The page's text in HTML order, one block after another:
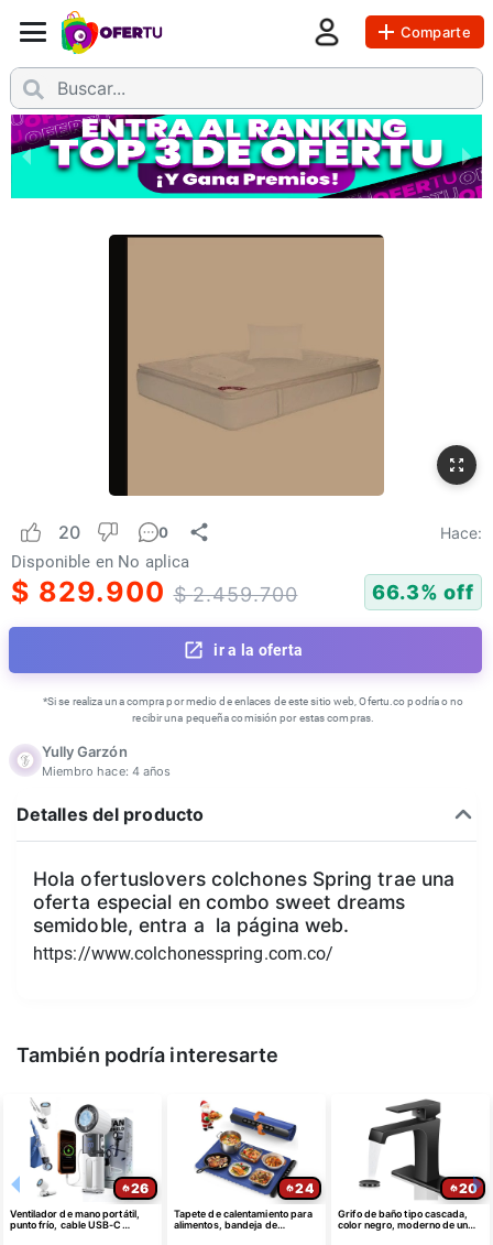
Comparte
20 0 Hace:
Disponible en No aplica
$ 829.900 $2.459.700 66.3% off
ir a la oferta
*Si se realiza una compra por medio de enlaces de este sitio web, Ofertu.co podría o no
recibir una pequeña comisión por estas compras.
Yully Garzón
Miembro hace: 4 años
Detalles del producto
Hola ofertuslovers colchones Spring trae una
oferta especial en combo sweet dreams
semidoble, entra a la página web.
https://www.colchonesspring.com.co/
También podría interesarte
26
Ventilador de mano portátil,
punto frío, cable USB-C
24
Tapete de calentamiento para
alimentos, bandeja de
20
Grifo de baño tipo cascada,
color negro, moderno de un